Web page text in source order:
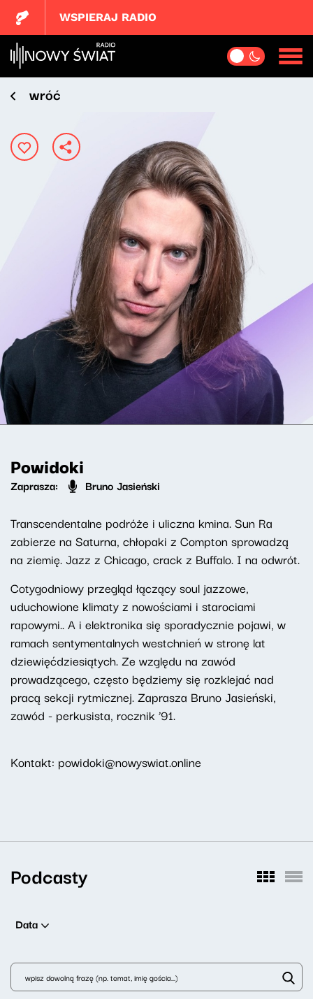
WSPIERAJ RADIO
wróć
Powidoki
Zaprasza: Bruno Jasieński
Transcendentalne podróże i uliczna kmina. Sun Ra
zabierze na Saturna, chłopaki z Compton sprowadzą
na ziemię. Jazz z Chicago, crack z Buffalo. I na odwrót.
Cotygodniowy przegląd łączący soul jazzowe,
uduchowione klimaty z nowościami i starociami
rapowymi.. A i elektronika się sporadycznie pojawi, w
ramach sentymentalnych westchnień w stronę lat
dziewięćdziesiątych. Ze względu na zawód
prowadzącego, często będziemy się rozklejać nad
pracą sekcji rytmicznej. Zaprasza Bruno Jasieński,
zawód - perkusista, rocznik ’91.
Kontakt: powidoki@nowyswiat.online
Podcasty
Data